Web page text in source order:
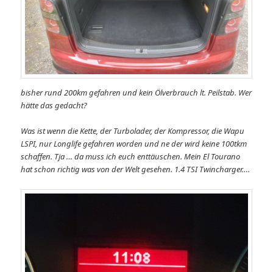
bisher rund 200km gefahren und kein Ölverbrauch lt. Peilstab. Wer
hätte das gedacht?
Was ist wenn die Kette, der Turbolader, der Kompressor, die Wapu
LSPI, nur Longlife gefahren worden und ne der wird keine 100tkm
schaffen. Tja … da muss ich euch enttäuschen. Mein El Tourano
hat schon richtig was von der Welt gesehen. 1.4 TSI Twincharger….